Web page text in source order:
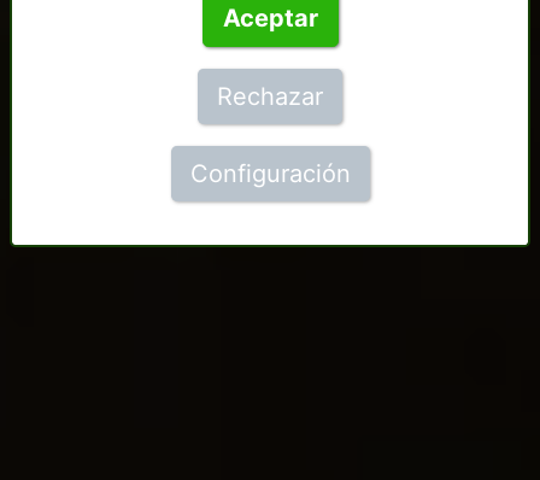
Aceptar
Rechazar
Configuración